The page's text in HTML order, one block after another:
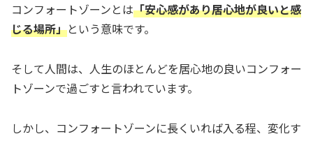
コンフォートゾーンとは「安心感があり居心地が良いと感
じる場所」という意味です。
そして人間は、人生のほとんどを居心地の良いコンフォー
トゾーンで過ごすと言われています。
しかし、コンフォートゾーンに長くいれば入る程、変化す